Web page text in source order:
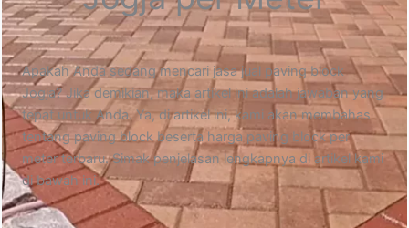
Apakah Anda sedang mencari jasa jual paving block
Jogja? Jika demikian, maka artikel ini adalah jawaban yang
tepat untuk Anda. Ya, di artikel ini, kami akan membahas
tentang paving block beserta harga paving block per
meter terbaru. Simak penjelasan lengkapnya di artikel kami
di bawah ini.